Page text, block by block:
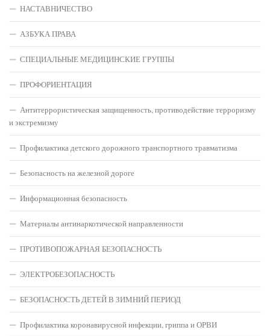
НАСТАВНИЧЕСТВО
АЗБУКА ПРАВА
СПЕЦИАЛЬНЫЕ МЕДИЦИНСКИЕ ГРУППЫ
ПРОФОРИЕНТАЦИЯ
Антитеррористическая защищенность, противодействие терроризму
и экстремизму
Профилактика детского дорожного транспортного травматизма
Безопасность на железной дороге
Информационная безопасность
Материалы антинаркотической направленности
ПРОТИВОПОЖАРНАЯ БЕЗОПАСНОСТЬ
ЭЛЕКТРОБЕЗОПАСНОСТЬ
БЕЗОПАСНОСТЬ ДЕТЕЙ В ЗИМНИЙ ПЕРИОД
Профилактика коронавирусной инфекции, гриппа и ОРВИ